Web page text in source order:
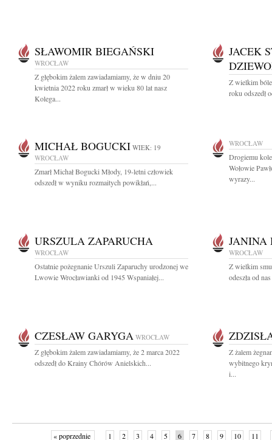
SŁAWOMIR BIEGAŃSKI
WROCŁAW
Z głębokim żalem zawiadamiamy, że w dniu 20
kwietnia 2022 roku zmarł w wieku 80 lat nasz
Kolega...
JACEK
Z wielkim
roku odszedł
MICHAŁ BOGUCKI WIEK: 19
WROCŁAW
Zmarł Michał Bogucki Młody, 19-letni człowiek
odszedł w wyniku rozmaitych powikłań,...
WROCŁAW
Drogiemu
Wołowie
wyrazy...
URSZULA ZAPARUCHA
WROCŁAW
Ostatnie pożegnanie Urszuli Zaparuchy urodzonej we
Lwowie Wrocławianki od 1945 Wspaniałej...
JANINA
WROCŁAW
Z wielkim
odeszła od
CZESŁAW GARYGA WROCŁAW
Z głębokim żalem zawiadamiamy, że 2 marca 2022
odszedł do Krainy Chórów Anielskich...
Z żalem
wybitnego
i...
« poprzednie 1 2 3 4 5 6 7 8 9 10 11